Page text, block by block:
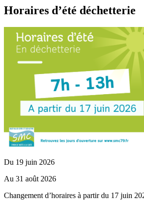
Horaires d’été déchetterie
Du 19 juin 2026
Au 31 août 2026
Changement d’horaires à partir du 17 juin